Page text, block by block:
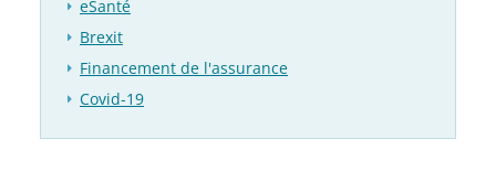
eSanté
Brexit
Financement de l'assurance
Covid-19